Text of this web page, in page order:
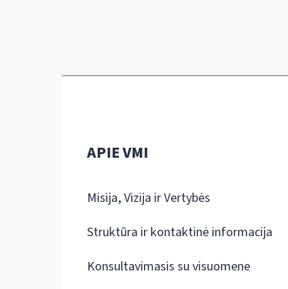
APIE VMI
Misija, Vizija ir Vertybės
Struktūra ir kontaktinė informacija
Konsultavimasis su visuomene